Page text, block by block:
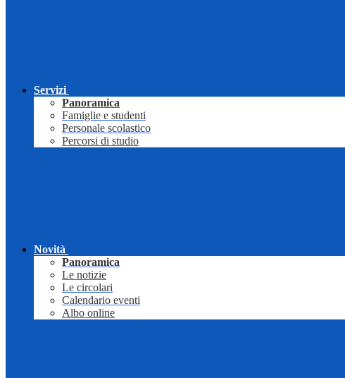
Servizi
Panoramica
Famiglie e studenti
Personale scolastico
Percorsi di studio
Novità
Panoramica
Le notizie
Le circolari
Calendario eventi
Albo online